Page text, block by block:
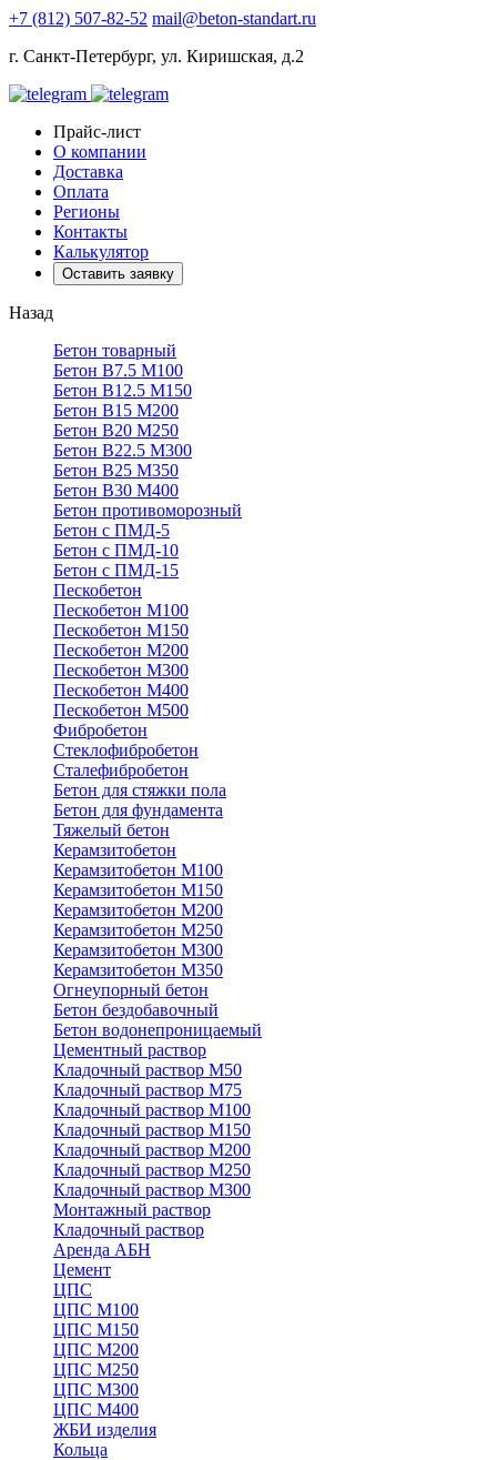
+7 (812) 507-82-52 mail@beton-standart.ru
г. Санкт-Петербург, ул. Киришская, д.2
Прайс-лист
О компании
Доставка
Оплата
Регионы
Контакты
Калькулятор
Оставить заявку
Назад
Бетон товарный
Бетон В7.5 М100
Бетон В12.5 М150
Бетон В15 М200
Бетон В20 М250
Бетон В22.5 М300
Бетон В25 М350
Бетон В30 М400
Бетон противоморозный
Бетон с ПМД-5
Бетон с ПМД-10
Бетон с ПМД-15
Пескобетон
Пескобетон М100
Пескобетон М150
Пескобетон М200
Пескобетон М300
Пескобетон М400
Пескобетон М500
Фибробетон
Стеклофибробетон
Сталефибробетон
Бетон для стяжки пола
Бетон для фундамента
Тяжелый бетон
Керамзитобетон
Керамзитобетон М100
Керамзитобетон М150
Керамзитобетон М200
Керамзитобетон М250
Керамзитобетон М300
Керамзитобетон М350
Огнеупорный бетон
Бетон бездобавочный
Бетон водонепроницаемый
Цементный раствор
Кладочный раствор М50
Кладочный раствор М75
Кладочный раствор М100
Кладочный раствор М150
Кладочный раствор М200
Кладочный раствор М250
Кладочный раствор М300
Монтажный раствор
Кладочный раствор
Аренда АБН
Цемент
ЦПС
ЦПС М100
ЦПС М150
ЦПС М200
ЦПС М250
ЦПС М300
ЦПС М400
ЖБИ изделия
Кольца